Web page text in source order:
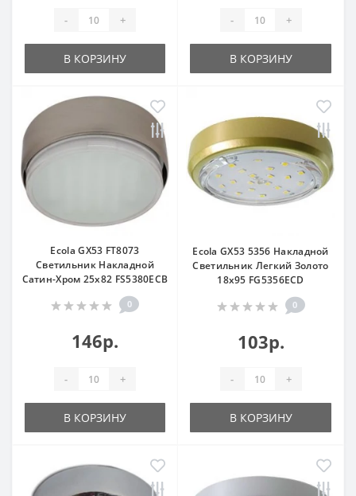
- +
В КОРЗИНУ
- +
В КОРЗИНУ
Ecola GX53 FT8073
Светильник Накладной
Сатин-Хром 25x82 FS5380ECB
0
146р.
- +
В КОРЗИНУ
Ecola GX53 5356 Накладной
Светильник Легкий Золото
18x95 FG5356ECD
0
103р.
- +
В КОРЗИНУ